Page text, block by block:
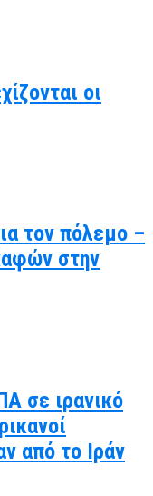
οι
τον πόλεμο –
στην
σε ιρανικό
από το Ιράν